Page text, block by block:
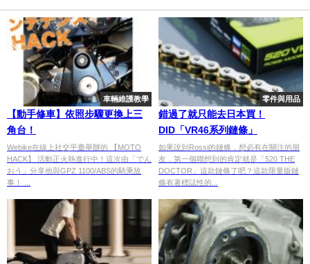
車輛維護教學
【動手修車】依照步驟更換上三
角台！
Webike在線上社交平臺舉辦的 【MOTO
HACK】 活動正火熱進行中！這次由「でん
おう」分享他與GPZ 1100/ABS的騎乘故
事！ ...
零件與用品
錯過了就只能去日本買！
DID「VR46系列鏈條」
如果說到Rossi的鏈條，想必有在關注的朋
友，第一個聯想到的肯定就是「520 THE
DOCTOR」這款鏈條了吧？這款限量版鏈
條有著標誌性的...